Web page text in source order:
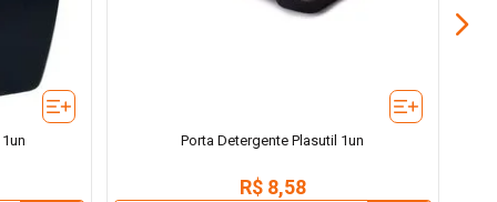
Porta Detergente Plasutil 1un
R$ 8,58